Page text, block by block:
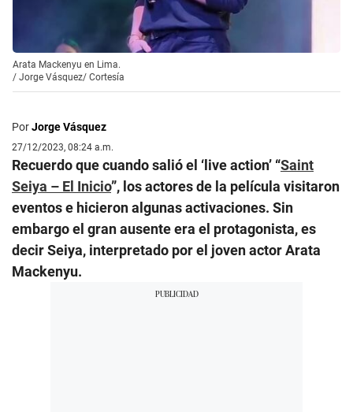
Arata Mackenyu en Lima.
/ Jorge Vásquez/ Cortesía
PorJorge Vásquez
27/12/2023, 08:24 a.m.
Recuerdo que cuando salió el ‘live action’ “Saint
Seiya – El Inicio”, los actores de la película visitaron
eventos e hicieron algunas activaciones. Sin
embargo el gran ausente era el protagonista, es
decir Seiya, interpretado por el joven actor Arata
Mackenyu.